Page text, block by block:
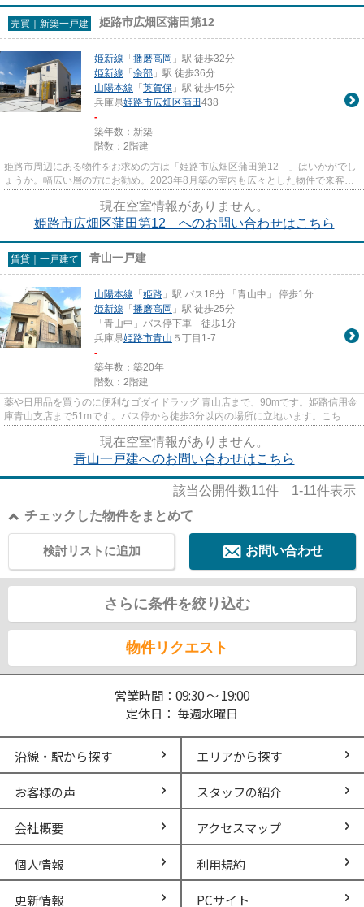
売買｜新築一戸建 姫路市広畑区蒲田第12
姫新線 「播磨高岡 」駅 徒歩32分
姫新線 「余部 」駅 徒歩36分
山陽本線 「英賀保 」駅 徒歩45分
兵庫県姫路市広畑区蒲田438
-
築年数：新築
階数：2階建
姫路市周辺にある物件をお求めの方は「姫路市広畑区蒲田第12 」はいかがでし
ょうか。幅広い層の方にお勧め。2023年8月築の室内も広々とした物件で来客応
対にも安心です。新築ならでは...
現在空室情報がありません。
姫路市広畑区蒲田第12 へのお問い合わせはこちら
賃貸｜一戸建て 青山一戸建
山陽本線 「姫路 」駅 バス18分 「青山中」 停歩1分
姫新線 「播磨高岡 」駅 徒歩25分
「青山中」バス停下車 徒歩1分
兵庫県姫路市青山 ５丁目1-7
-
築年数：築20年
階数：2階建
薬や日用品を買うのに便利なゴダイドラッグ 青山店まで、90mです。姫路信用金
庫青山支店まで51mです。バス停から徒歩3分以内の場所に立地います。こちら
は一戸建ての物件です。物件を...
現在空室情報がありません。
青山一戸建へのお問い合わせはこちら
該当公開件数11件 1-11件表示
チェックした物件をまとめて
お問い合わせ
検討リストに追加
さらに条件を絞り込む
物件リクエスト
営業時間：09:30 ～ 19:00
定休日： 毎週水曜日
沿線・駅から探す エリアから探す
お客様の声 スタッフの紹介
会社概要 アクセスマップ
個人情報 利用規約
更新情報 PCサイト